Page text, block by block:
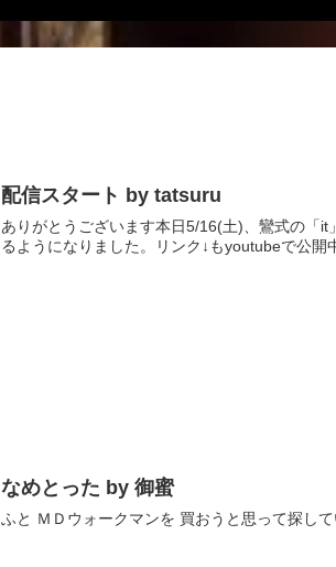
配信スタート by tatsuru
ありがとうございます本日5/16(土)、鸞式の「
るようになりました。リンク↓もyoutubeで公開
なめとった by 御蜜
ふと ＭＤウォークマンを 買おうと思って探し